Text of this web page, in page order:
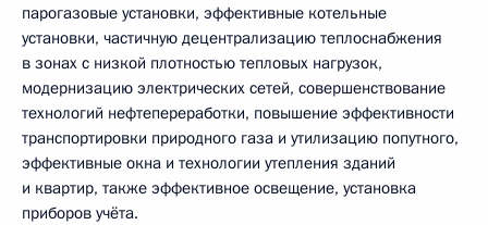
парогазовые установки, эффективные котельные
установки, частичную децентрализацию теплоснабжения
в зонах с низкой плотностью тепловых нагрузок,
модернизацию электрических сетей, совершенствование
технологий нефтепереработки, повышение эффективности
транспортировки природного газа и утилизацию попутного,
эффективные окна и технологии утепления зданий
и квартир, также эффективное освещение, установка
приборов учёта.